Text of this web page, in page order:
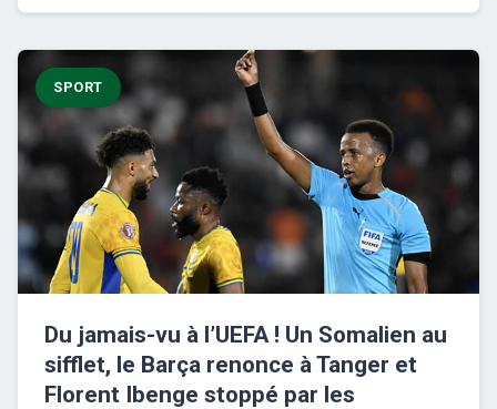
SPORT
Du jamais-vu à l’UEFA ! Un Somalien au
sifflet, le Barça renonce à Tanger et
Florent Ibenge stoppé par les